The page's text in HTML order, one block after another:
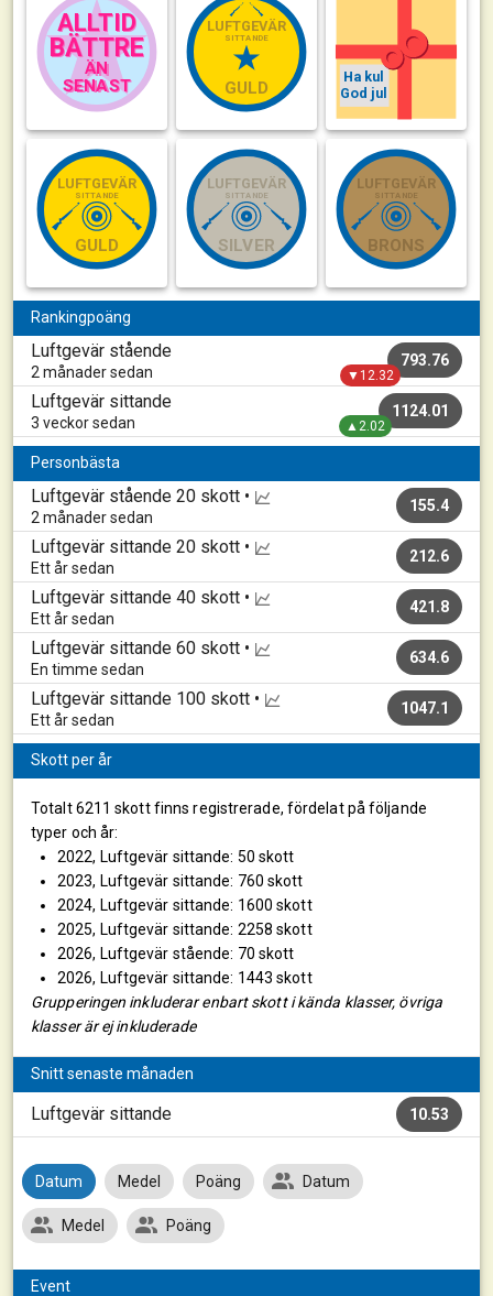
ALLTID
ALLTID
BÄTTRE
BÄTTRE
ÄN
ÄN
SENAST
SENAST
LUFTGEVÄR
SITTANDE
GULD God jul
Ha kul
LUFTGEVÄR
SITTANDE
GULD
LUFTGEVÄR
SITTANDE
SILVER
LUFTGEVÄR
SITTANDE
BRONS
Rankingpoäng
Luftgevär stående
2 månader sedan
793.76
▼12.32
Luftgevär sittande
3 veckor sedan
1124.01
▲2.02
Personbästa
Luftgevär stående 20 skott •
2 månader sedan
155.4
Luftgevär sittande 20 skott •
Ett år sedan
212.6
Luftgevär sittande 40 skott •
Ett år sedan
421.8
Luftgevär sittande 60 skott •
En timme sedan
634.6
Luftgevär sittande 100 skott •
Ett år sedan
1047.1
Skott per år
Totalt 6211 skott finns registrerade, fördelat på följande
typer och år:
2022, Luftgevär sittande: 50 skott
2023, Luftgevär sittande: 760 skott
2024, Luftgevär sittande: 1600 skott
2025, Luftgevär sittande: 2258 skott
2026, Luftgevär stående: 70 skott
2026, Luftgevär sittande: 1443 skott
Grupperingen inkluderar enbart skott i kända klasser, övriga
klasser är ej inkluderade
Snitt senaste månaden
Luftgevär sittande 10.53
Datum Medel Poäng Datum
Medel Poäng
Event